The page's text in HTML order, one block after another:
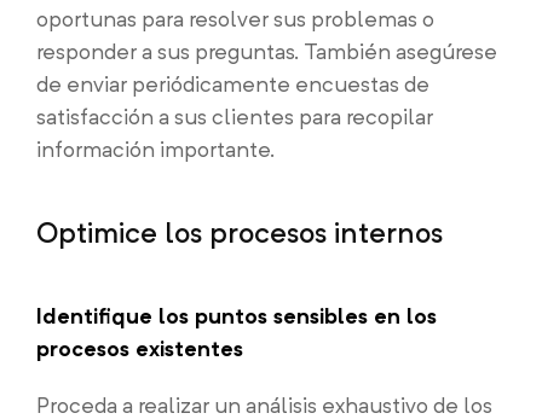
oportunas para resolver sus problemas o
responder a sus preguntas. También asegúrese
de enviar periódicamente encuestas de
satisfacción a sus clientes para recopilar
información importante.
Optimice los procesos internos
Identifique los puntos sensibles en los
procesos existentes
Proceda a realizar un análisis exhaustivo de los